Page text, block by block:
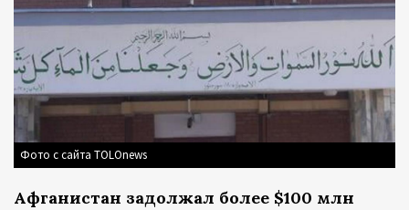
Фото с сайта TOLOnews
Афганистан задолжал более $100 млн